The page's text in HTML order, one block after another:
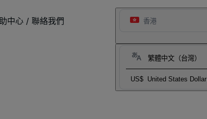
香港
繁體中文（台灣）
US$ United States Dollar
中心 / 聯絡我們